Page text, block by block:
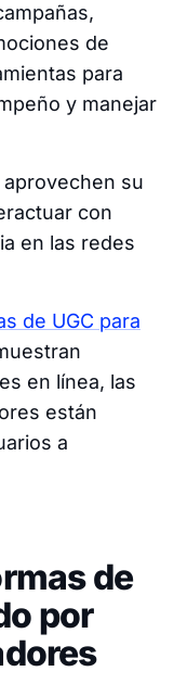
de
para
y manejar
su
con
en las redes
de UGC para
en línea, las
están
a
de
por